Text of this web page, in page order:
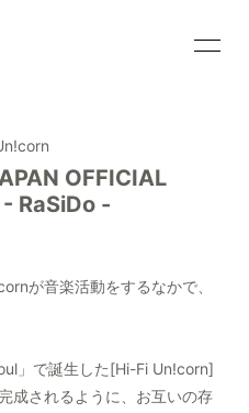
MOVIE/VOICE
WALLPAPER
OFFICIAL
RaSiDo -
が音楽活動をするなかで、
」で誕生した[Hi-Fi Un!corn]
成されるように、お互いの存